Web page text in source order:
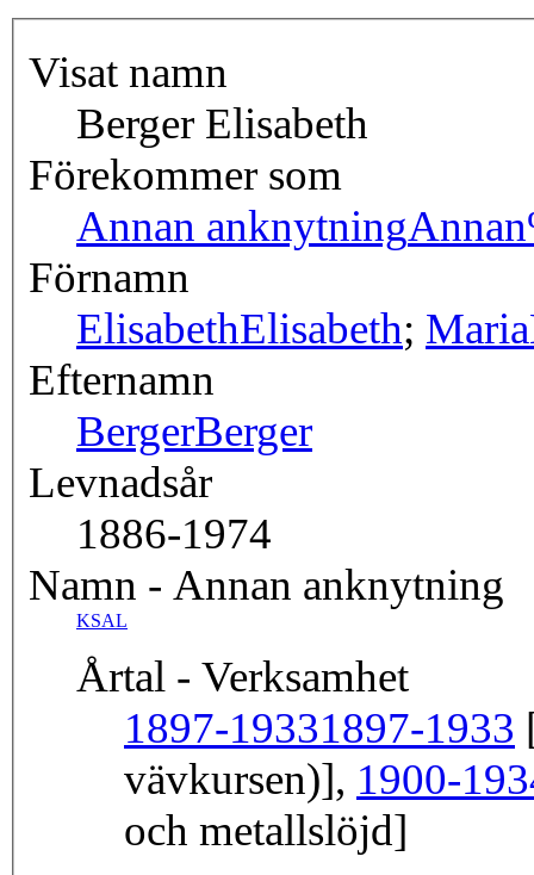
Visat namn
Berger Elisabeth
Förekommer som
Annan anknytning
Förnamn
ElisabethElisabeth; Maria
Efternamn
BergerBerger
Levnadsår
1886-1974
Namn - Annan anknytning
KSAL
Årtal - Verksamhet
1897-19331897-1933
vävkursen)], 1900-
och metallslöjd]